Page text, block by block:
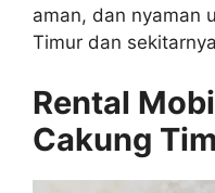
aman, dan nyaman
Timur dan
Rental
Cakung